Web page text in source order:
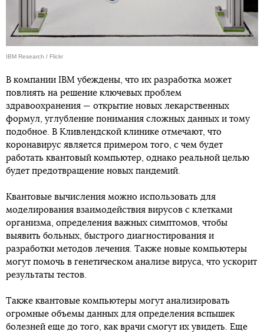
IBM Research / Flickr
В компании IBM убеждены, что их разработка может
повлиять на решение ключевых проблем
здравоохранения — открытие новых лекарственных
формул, углубление понимания сложных данных и тому
подобное. В Кливлендской клинике отмечают, что
коронавирус является примером того, с чем будет
работать квантовый компьютер, однако реальной целью
будет предотвращение новых пандемий.
Квантовые вычисления можно использовать для
моделирования взаимодействия вирусов с клетками
организма, определения важных симптомов, чтобы
выявить больных, быстрого диагностирования и
разработки методов лечения. Также новые компьютеры
могут помочь в генетическом анализе вируса, что ускорит
результаты тестов.
Также квантовые компьютеры могут анализировать
огромные объемы данных для определения вспышек
болезней еще до того, как врачи смогут их увидеть. Еще